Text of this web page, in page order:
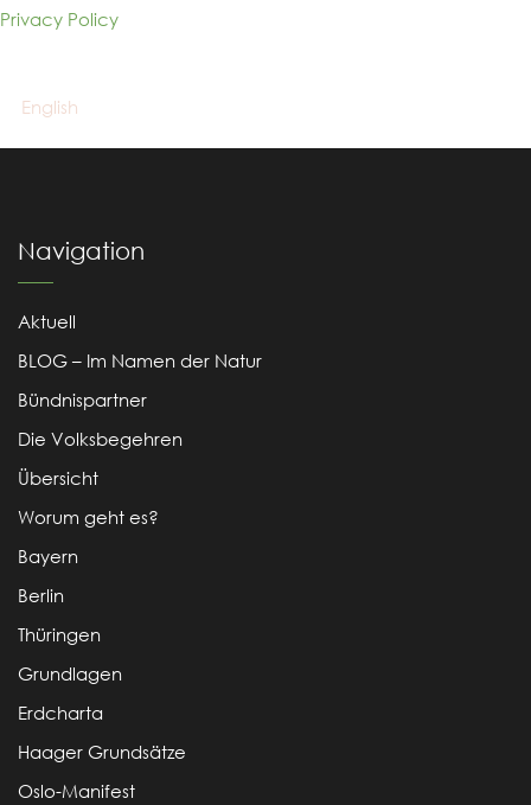
Privacy Policy
English
Navigation
Aktuell
BLOG – Im Namen der Natur
Bündnispartner
Die Volksbegehren
Übersicht
Worum geht es?
Bayern
Berlin
Thüringen
Grundlagen
Erdcharta
Haager Grundsätze
Oslo-Manifest